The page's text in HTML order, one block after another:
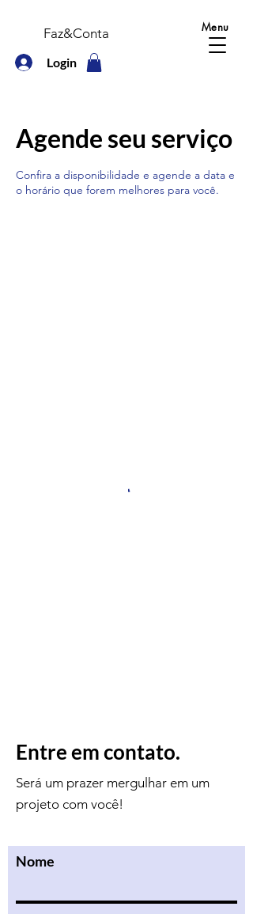
Login
Faz&Conta Menu
Agende seu serviço
Confira a disponibilidade e agende a data e
o horário que forem melhores para você.
Entre em contato.
Será um prazer mergulhar em um
projeto com você!
Nome